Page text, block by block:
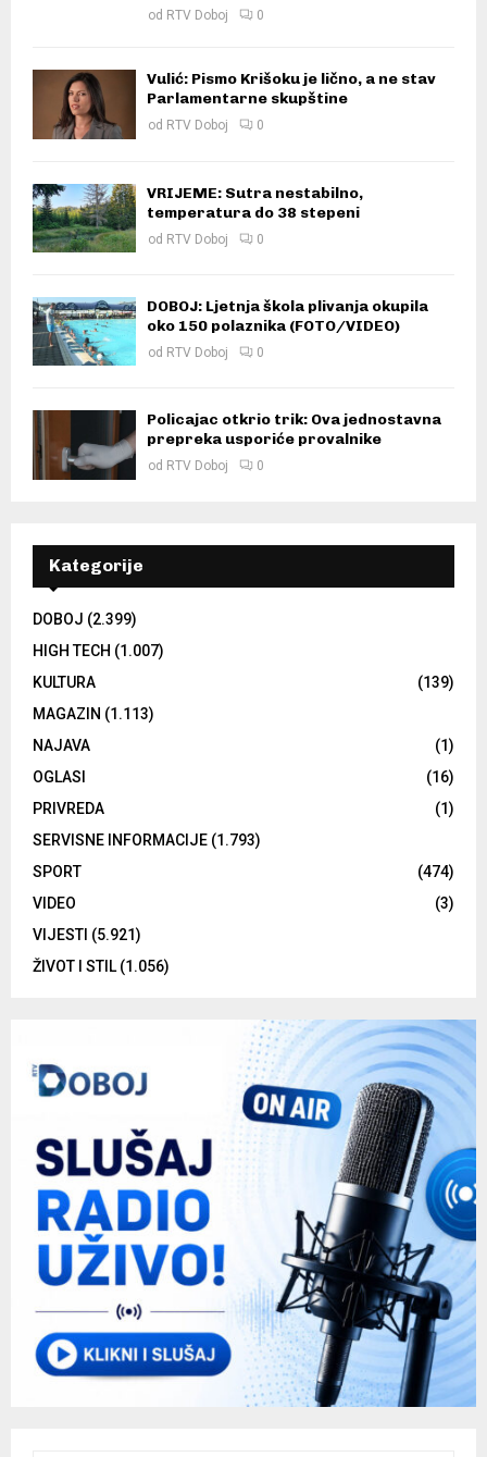
od RTV Doboj 0
Vulić: Pismo Krišoku je lično, a ne stav
Parlamentarne skupštine
od RTV Doboj 0
VRIJEME: Sutra nestabilno,
temperatura do 38 stepeni
od RTV Doboj 0
DOBOJ: Ljetnja škola plivanja okupila
oko 150 polaznika (FOTO/VIDEO)
od RTV Doboj 0
Policajac otkrio trik: Ova jednostavna
prepreka usporiće provalnike
od RTV Doboj 0
Kategorije
DOBOJ (2.399)
HIGH TECH (1.007)
KULTURA
(139)
MAGAZIN (1.113)
NAJAVA
(1)
OGLASI
(16)
PRIVREDA
(1)
SERVISNE INFORMACIJE (1.793)
SPORT
(474)
VIDEO
(3)
VIJESTI (5.921)
ŽIVOT I STIL (1.056)